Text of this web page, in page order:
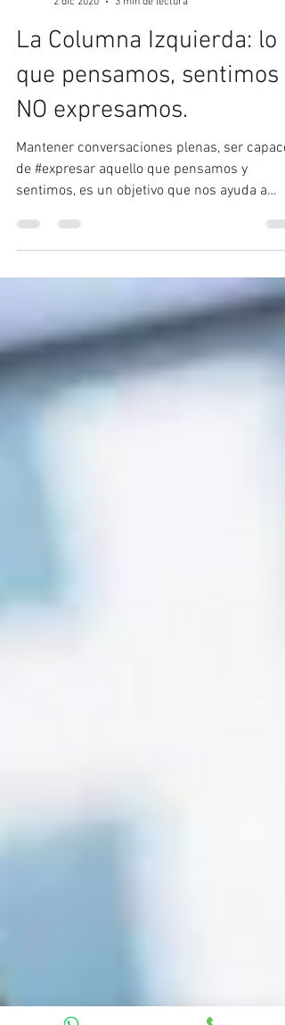
Centro Psicológico Loreto
La Columna Izquierda: lo
que pensamos, sentimos y
NO expresamos.
de #expresar aquello que pensamos y
sentimos, es un objetivo que nos ayuda a
generar relaciones